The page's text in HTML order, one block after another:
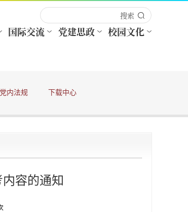
党内法规 下载中心
容的通知